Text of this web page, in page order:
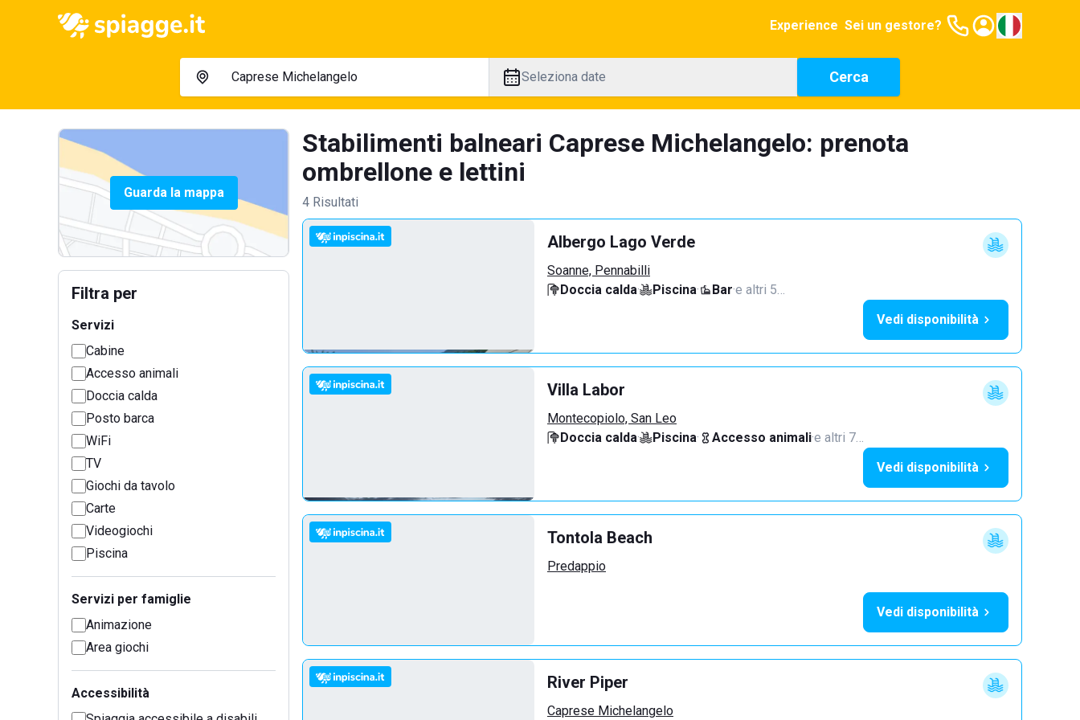
Experience Sei un gestore?
Seleziona date Cerca
Guarda la mappa
Filtra per
Servizi
Cabine
Accesso animali
Doccia calda
Posto barca
WiFi
TV
Giochi da tavolo
Carte
Videogiochi
Piscina
Servizi per famiglie
Animazione
Area giochi
Accessibilità
Stabilimenti balneari Caprese Michelangelo: prenota
ombrellone e lettini
4 Risultati
Albergo Lago Verde
Soanne, Pennabilli
Doccia calda· Piscina· Bar·e altri 5…
Vedi disponibilità
Villa Labor
Montecopiolo, San Leo
Doccia calda· Piscina· Accesso animali·e altri 7…
Vedi disponibilità
Tontola Beach
Predappio
Vedi disponibilità
River Piper
Caprese Michelangelo